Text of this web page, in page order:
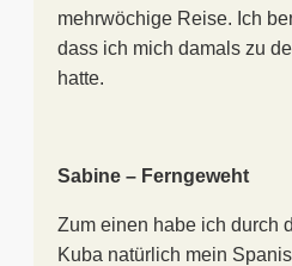
mehrwöchige Reise. Ich
dass ich mich damals zu
hatte.
Sabine – Ferngeweht
Zum einen habe ich durch
Kuba natürlich mein